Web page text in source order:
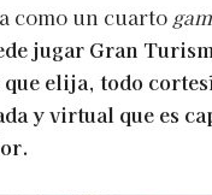
como un cuarto
jugar Gran
elija, todo
y virtual que es